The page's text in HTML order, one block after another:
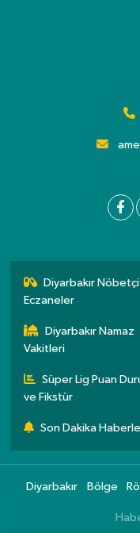
Diyarbakır Nöbetçi
Eczaneler
Diyarbakır Namaz
Vakitleri
Süper Lig Puan
ve Fikstür
Son Dakika
Diyarbakır Bölge